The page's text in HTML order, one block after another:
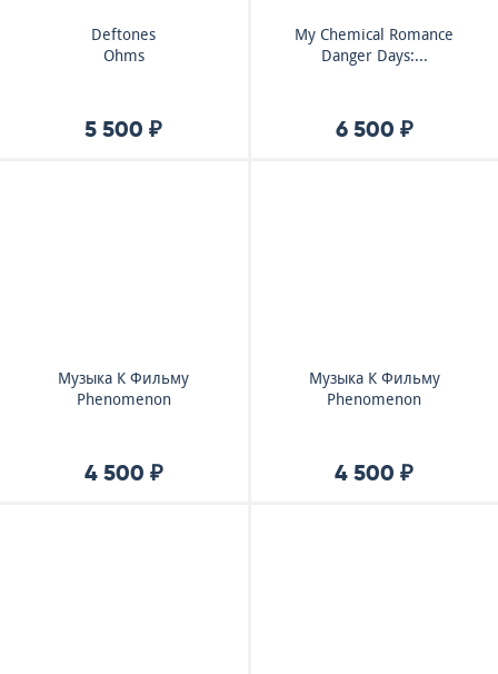
Deftones
Ohms
5 500 ₽
My Chemical Romance
Danger Days:...
6 500 ₽
Музыка К Фильму
Phenomenon
4 500 ₽
Музыка К Фильму
Phenomenon
4 500 ₽